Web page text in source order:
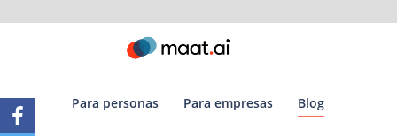
para personas para empresas blog